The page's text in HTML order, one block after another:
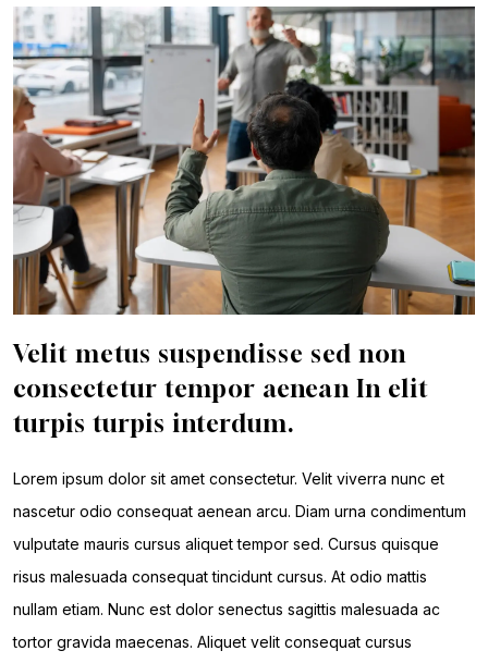
Velit metus suspendisse sed non
consectetur tempor aenean In elit
turpis turpis interdum.
Lorem ipsum dolor sit amet consectetur. Velit viverra nunc et
nascetur odio consequat aenean arcu. Diam urna condimentum
vulputate mauris cursus aliquet tempor sed. Cursus quisque
risus malesuada consequat tincidunt cursus. At odio mattis
nullam etiam. Nunc est dolor senectus sagittis malesuada ac
tortor gravida maecenas. Aliquet velit consequat cursus